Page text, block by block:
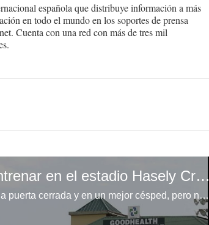
española que distribuye información a más
en todo el mundo en los soportes de prensa
Cuenta con una red con más de tres mil
Niegan a Honduras entrenar en el estadio Hasely Crawford en Trinidad
Jorge Luis Pinto quería entrenar a puerta cerrada y en un mejor césped, pero no fue posible